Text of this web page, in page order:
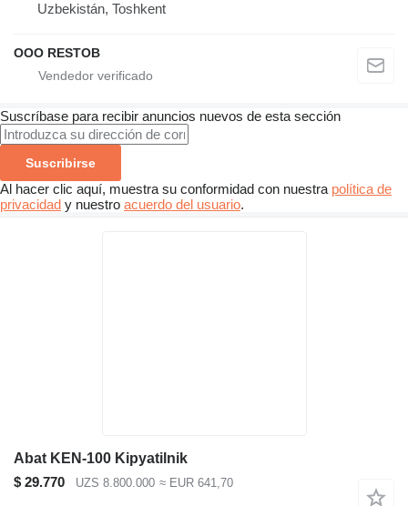
Uzbekistán, Toshkent
OOO RESTOB
Suscríbase para recibir anuncios nuevos de esta sección
Suscribirse
Al hacer clic aquí, muestra su conformidad con nuestra política de
privacidad y nuestro acuerdo del usuario.
Abat KEN-100 Kipyatilnik
$ 29.770
UZS 8.800.000 ≈ EUR 641,70